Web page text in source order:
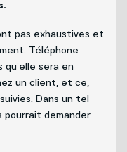
pas exhaustives et
Téléphone
sera en
un client, et ce,
Dans un tel
pourrait demander